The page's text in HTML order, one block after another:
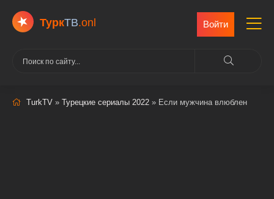
ТуркТВ.onl Войти
TurkTV » Турецкие сериалы 2022 » Если мужчина влюблен